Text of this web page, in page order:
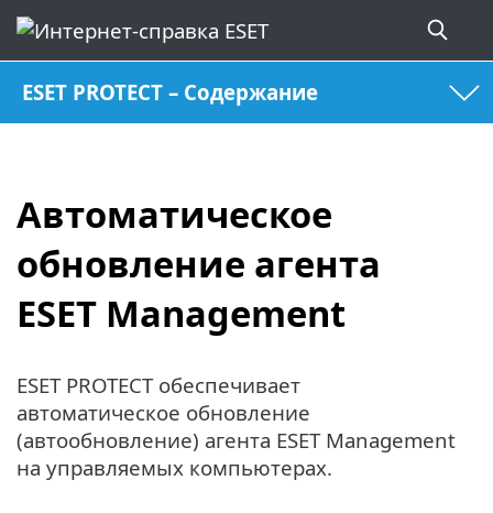
ESET PROTECT – Содержание
Автоматическое
обновление агента
ESET Management
ESET PROTECT обеспечивает
автоматическое обновление
(автообновление) агента ESET Management
на управляемых компьютерах.